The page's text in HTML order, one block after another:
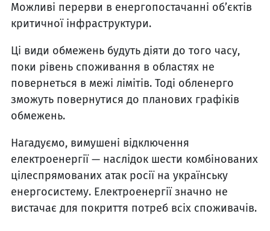
Можливі перерви в енергопостачанні об’єктів
критичної інфраструктури.
Ці види обмежень будуть діяти до того часу,
поки рівень споживання в областях не
повернеться в межі лімітів. Тоді обленерго
зможуть повернутися до планових графіків
обмежень.
Нагадуємо, вимушені відключення
електроенергії — наслідок шести комбінованих
цілеспрямованих атак росії на українську
енергосистему. Електроенергії значно не
вистачає для покриття потреб всіх споживачів.